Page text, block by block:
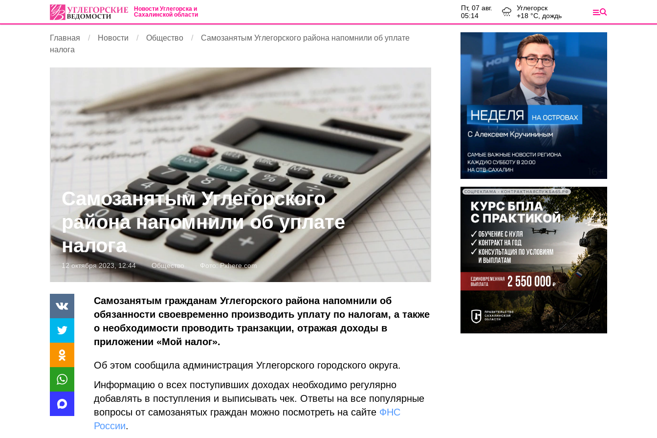
Новости Углегорска и
Сахалинской области
пт, 07 авг.
05:14
Углегорск
+18 °С, дождь
Главная Новости Общество
Самозанятым Углегорского района напомнили об уплате
налога
Самозанятым Углегорского
района напомнили об уплате
налога
12 октября 2023, 12:44 Общество Фото:Pxhere.com
Самозанятым гражданам Углегорского района напомнили об
обязанности своевременно производить уплату по налогам, а также
о необходимости проводить транзакции, отражая доходы в
приложении «Мой налог».
Об этом сообщила администрация Углегорского городского округа.
Информацию о всех поступивших доходах необходимо регулярно
добавлять в поступления и выписывать чек. Ответы на все популярные
вопросы от самозанятых граждан можно посмотреть на сайте ФНС
России.
СОЦРЕКЛАМА • КОНТРАКТНАЯСЛУЖБА65.РФ